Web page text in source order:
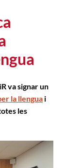
va signar un
la llengua i
les